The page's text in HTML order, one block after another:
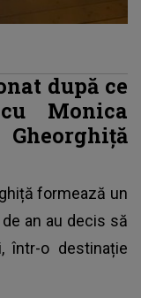
după ce
Monica
formează un
an au decis să
într-o destinație